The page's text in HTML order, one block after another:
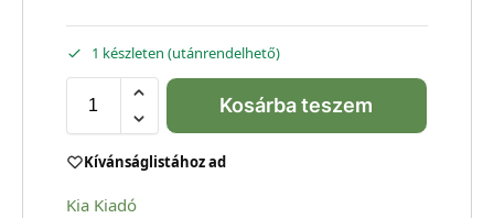
1 készleten (utánrendelhető)
Kosárba teszem
Kívánságlistához ad
Kia Kiadó